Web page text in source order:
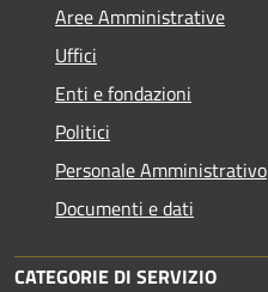
Aree Amministrative
Uffici
Enti e fondazioni
Politici
Personale Amministrativo
Documenti e dati
CATEGORIE DI SERVIZIO